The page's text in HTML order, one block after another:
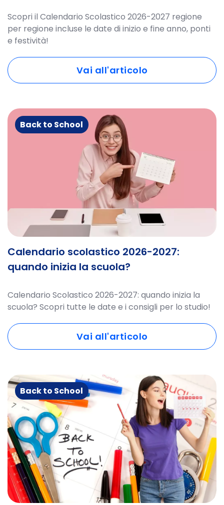
Scopri il Calendario Scolastico 2026-2027 regione
per regione incluse le date di inizio e fine anno, ponti
e festività!
Vai all'articolo
Back to School
Calendario scolastico 2026-2027:
quando inizia la scuola?
Calendario Scolastico 2026-2027: quando inizia la
scuola? Scopri tutte le date e i consigli per lo studio!
Vai all'articolo
Back to School